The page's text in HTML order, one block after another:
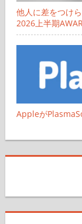
他人に差をつけ
2026上半期